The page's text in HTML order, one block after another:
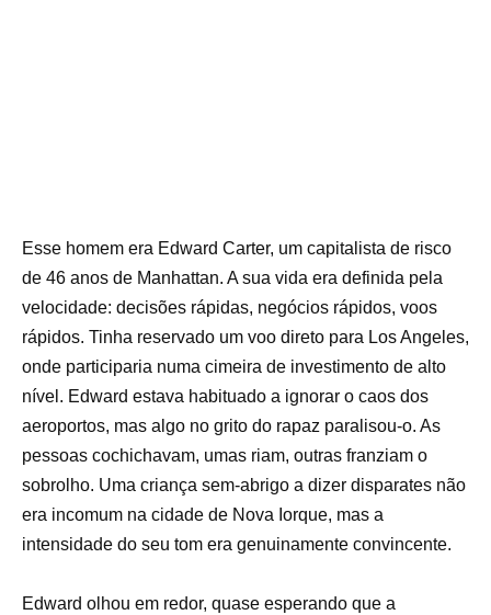
Esse homem era Edward Carter, um capitalista de risco
de 46 anos de Manhattan. A sua vida era definida pela
velocidade: decisões rápidas, negócios rápidos, voos
rápidos. Tinha reservado um voo direto para Los Angeles,
onde participaria numa cimeira de investimento de alto
nível. Edward estava habituado a ignorar o caos dos
aeroportos, mas algo no grito do rapaz paralisou-o. As
pessoas cochichavam, umas riam, outras franziam o
sobrolho. Uma criança sem-abrigo a dizer disparates não
era incomum na cidade de Nova Iorque, mas a
intensidade do seu tom era genuinamente convincente.
Edward olhou em redor, quase esperando que a